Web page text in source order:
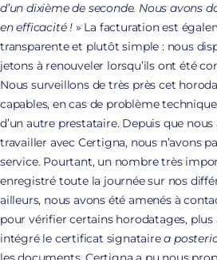
d’un dixième de seconde. Nous avons
en efficacité ! » La facturation est
transparente et plutôt simple : nous
jetons à renouveler lorsqu’ils ont été
Nous surveillons de très près cet
capables, en cas de problème
d’un autre prestataire. Depuis que
travailler avec Certigna, nous n’avons
service. Pourtant, un nombre très
enregistré toute la journée sur nos
ailleurs, nous avons été amenés à
pour vérifier certains horodatages, plus
intégré le certificat signatairea